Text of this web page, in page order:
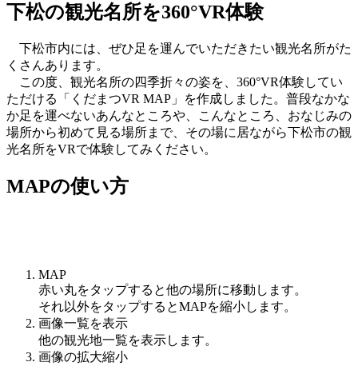
下松の観光名所を360°VR体験
下松市内には、ぜひ足を運んでいただきたい観光名所がた
くさんあります。
この度、観光名所の四季折々の姿を、360°VR体験してい
ただける「くだまつVR MAP」を作成しました。普段なかな
か足を運べないあんなところや、こんなところ、おなじみの
場所から初めて見る場所まで、その場に居ながら下松市の観
光名所をVRで体験してみください。
MAPの使い方
MAP
赤い丸をタップすると他の場所に移動します。
それ以外をタップするとMAPを縮小します。
画像一覧を表示
他の観光地一覧を表示します。
画像の拡大縮小